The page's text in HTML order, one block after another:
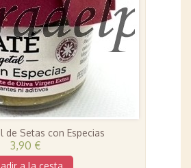
de Setas con Especias
3,90 €
a la cesta